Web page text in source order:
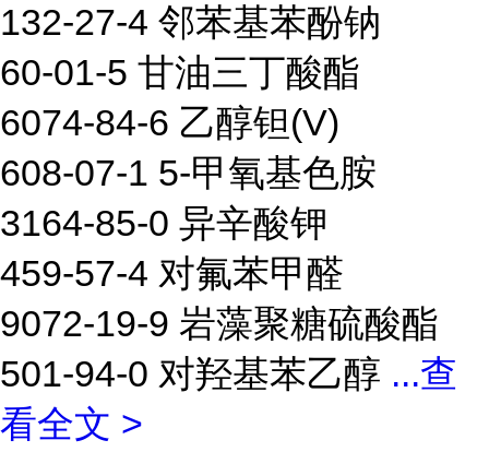
132-27-4 邻苯基苯酚钠
60-01-5 甘油三丁酸酯
6074-84-6 乙醇钽(V)
608-07-1 5-甲氧基色胺
3164-85-0 异辛酸钾
459-57-4 对氟苯甲醛
9072-19-9 岩藻聚糖硫酸酯
501-94-0 对羟基苯乙醇 ...查
看全文 >